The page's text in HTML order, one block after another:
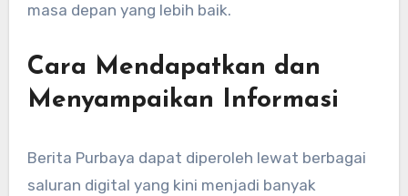
masa depan yang lebih baik.
Cara Mendapatkan dan
Menyampaikan Informasi
Berita Purbaya dapat diperoleh lewat berbagai
saluran digital yang kini menjadi banyak